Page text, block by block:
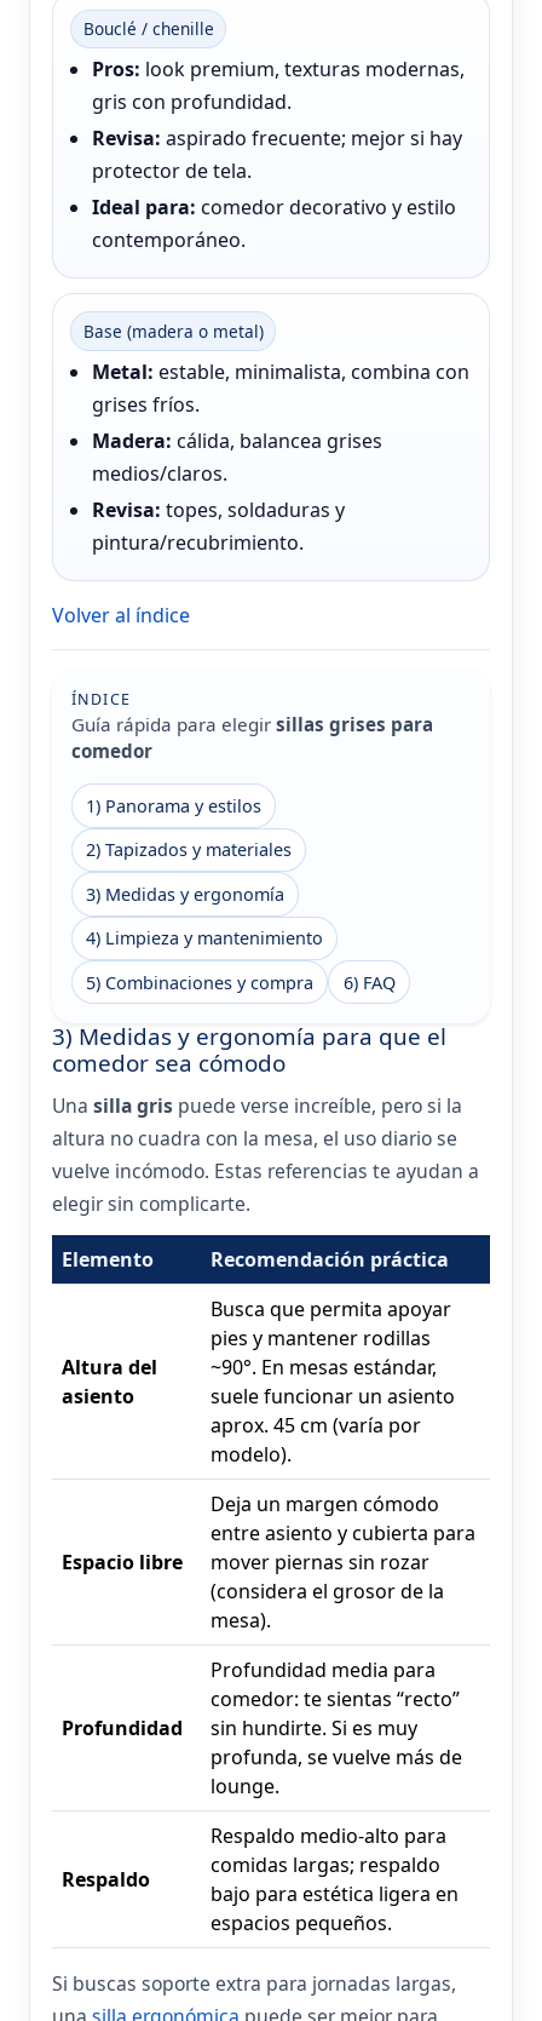
Bouclé / chenille
Pros: look premium, texturas modernas,
gris con profundidad.
Revisa: aspirado frecuente; mejor si hay
protector de tela.
Ideal para: comedor decorativo y estilo
contemporáneo.
Base (madera o metal)
Metal: estable, minimalista, combina con
grises fríos.
Madera: cálida, balancea grises
medios/claros.
Revisa: topes, soldaduras y
pintura/recubrimiento.
Volver al índice
ÍNDICE
Guía rápida para elegir sillas grises para
comedor
1) Panorama y estilos
2) Tapizados y materiales
3) Medidas y ergonomía
4) Limpieza y mantenimiento
5) Combinaciones y compra
6) FAQ
3) Medidas y ergonomía para que el
comedor sea cómodo
Una silla gris puede verse increíble, pero si la
altura no cuadra con la mesa, el uso diario se
vuelve incómodo. Estas referencias te ayudan a
elegir sin complicarte.
Elemento Recomendación práctica
Altura del
asiento
Busca que permita apoyar
pies y mantener rodillas
~90°. En mesas estándar,
suele funcionar un asiento
aprox. 45 cm (varía por
modelo).
Espacio libre
Deja un margen cómodo
entre asiento y cubierta para
mover piernas sin rozar
(considera el grosor de la
mesa).
Profundidad
Profundidad media para
comedor: te sientas “recto”
sin hundirte. Si es muy
profunda, se vuelve más de
lounge.
Respaldo
Respaldo medio-alto para
comidas largas; respaldo
bajo para estética ligera en
espacios pequeños.
Si buscas soporte extra para jornadas largas,